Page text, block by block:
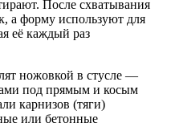
После схватывания
а форму используют для
её каждый раз
ножовкой в стусле —
под прямым и косым
карнизов (тяги)
или бетонные